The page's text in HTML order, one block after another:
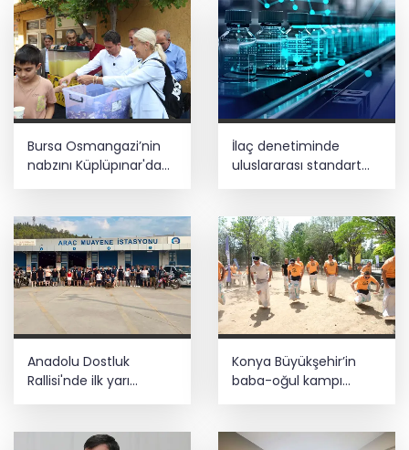
Bursa Osmangazi’nin
nabzını Küplüpınar'da
İlaç denetiminde
uluslararası standart
Anadolu Dostluk
Rallisi'nde ilk yarı
Konya Büyükşehir’in
baba-oğul kampı